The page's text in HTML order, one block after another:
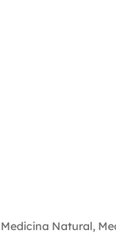
Medicina Natural,